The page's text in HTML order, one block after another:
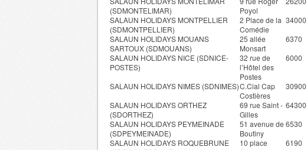
(SDMONTELIMAR)
Poyol
SALAUN HOLIDAYS MONTPELLIER
(SDMONTPELLIER)
2 Place de la
Comédie
34000
SALAUN HOLIDAYS MOUANS
SARTOUX (SDMOUANS)
25 allée
Monsart
6370
SALAUN HOLIDAYS NICE (SDNICE-
POSTES)
32 rue de
l’Hôtel des
Postes
6000
SALAUN HOLIDAYS NIMES (SDNIMES)C.Cial Cap
Costières
30900
SALAUN HOLIDAYS ORTHEZ
(SDORTHEZ)
69 rue Saint -
Gilles
64300
SALAUN HOLIDAYS PEYMEINADE
(SDPEYMEINADE)
51 avenue de
Boutiny
6530
SALAUN HOLIDAYS ROQUEBRUNE
10 place
6190